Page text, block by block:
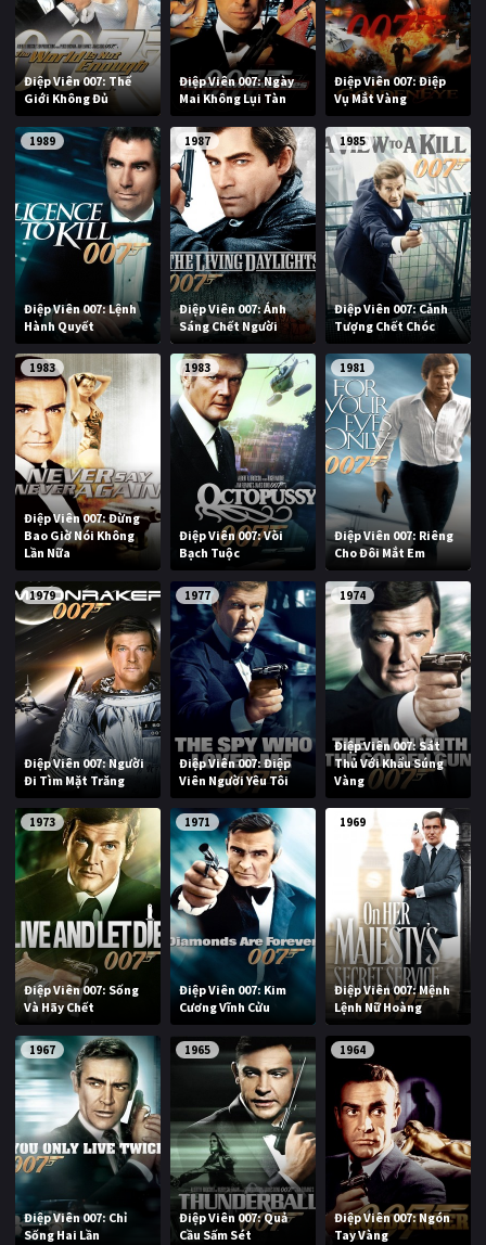
PHIM MỚI
PHIM BỘ
PHIM LẺ
PHIM CHIẾU RẠP
TUYỂN TẬP PHIM
BLOG
Điệp Viên 007: Thế
Giới Không Đủ
Điệp Viên 007: Ngày
Mai Không Lụi Tàn
Điệp Viên 007: Điệp
Vụ Mắt Vàng
1989
Điệp Viên 007: Lệnh
Hành Quyết
1987
Điệp Viên 007: Ánh
Sáng Chết Người
1985
Điệp Viên 007: Cảnh
Tượng Chết Chóc
1983
Điệp Viên 007: Đừng
Bao Giờ Nói Không
Lần Nữa
1983
Điệp Viên 007: Vòi
Bạch Tuộc
1981
Điệp Viên 007: Riêng
Cho Đôi Mắt Em
1979
Điệp Viên 007: Người
Đi Tìm Mặt Trăng
1977
Điệp Viên 007: Điệp
Viên Người Yêu Tôi
1974
Điệp Viên 007: Sát
Thủ Với Khẩu Súng
Vàng
1973
Điệp Viên 007: Sống
Và Hãy Chết
1971
Điệp Viên 007: Kim
Cương Vĩnh Cửu
1969
Điệp Viên 007: Mệnh
Lệnh Nữ Hoàng
1967
Điệp Viên 007: Chỉ
Sống Hai Lần
1965
Điệp Viên 007: Quả
Cầu Sấm Sét
1964
Điệp Viên 007: Ngón
Tay Vàng